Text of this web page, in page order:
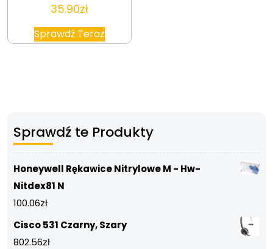
35.90zł
Sprawdź Teraz
Sprawdź te Produkty
Honeywell Rękawice Nitrylowe M - Hw-
Nitdex81 N
100.06zł
Cisco 531 Czarny, Szary
802.56zł